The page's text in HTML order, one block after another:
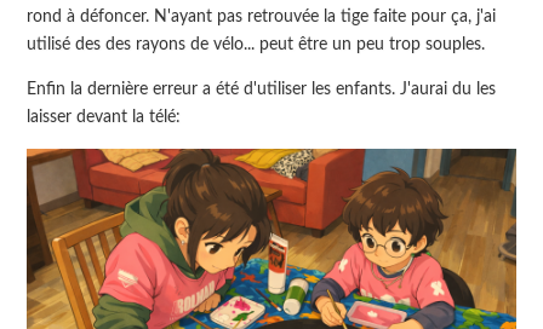
rond à défoncer. N'ayant pas retrouvée la tige faite pour ça, j'ai
utilisé des des rayons de vélo... peut être un peu trop souples.
Enfin la dernière erreur a été d'utiliser les enfants. J'aurai du les
laisser devant la télé: